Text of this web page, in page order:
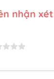
nhận